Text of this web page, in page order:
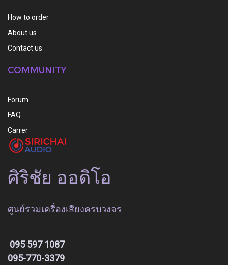
How to order
About us
Contact us
COMMUNITY
Forum
FAQ
Carrer
ศิริชัย ออดิโอ
ศูนย์รวมเครื่องเสียงครบวงจร
095 597 1087
095-770-3379